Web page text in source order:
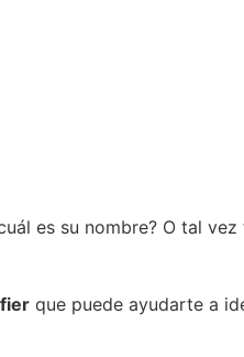
es su nombre? O tal
que puede ayudarte a